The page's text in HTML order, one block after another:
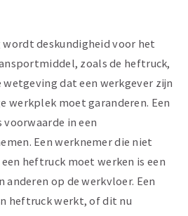
deskundigheid voor het
zoals de heftruck,
dat een werkgever zijn
werkplek moet garanderen. Een
in een
Een werknemer die niet
heftruck moet werken is een
anderen op de werkvloer. Een
heftruck werkt, of dit nu